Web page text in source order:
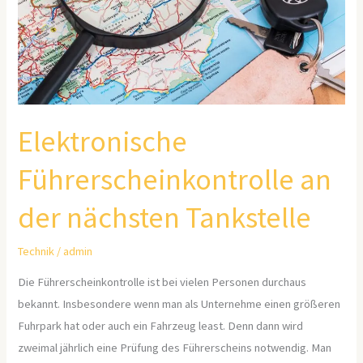
Elektronische
Führerscheinkontrolle an
der nächsten Tankstelle
Technik /admin
Die Führerscheinkontrolle ist bei vielen Personen durchaus
bekannt. Insbesondere wenn man als Unternehme einen größeren
Fuhrpark hat oder auch ein Fahrzeug least. Denn dann wird
zweimal jährlich eine Prüfung des Führerscheins notwendig. Man
Tankstelle